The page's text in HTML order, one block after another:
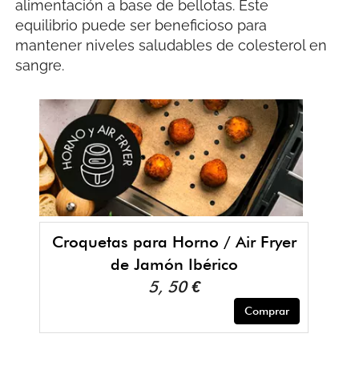
alimentación a base de bellotas. Este
equilibrio puede ser beneficioso para
mantener niveles saludables de colesterol en
sangre.
Croquetas para Horno / Air Fryer
de Jamón Ibérico
5, 50 €
Comprar